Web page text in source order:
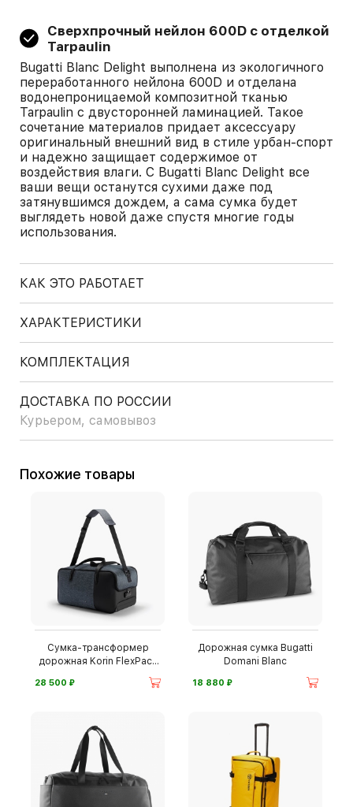
Сверхпрочный нейлон 600D с отделкой
Tarpaulin
Bugatti Blanc Delight выполнена из экологичного
переработанного нейлона 600D и отделана
водонепроницаемой композитной тканью
Tarpaulin с двусторонней ламинацией. Такое
сочетание материалов придает аксессуару
оригинальный внешний вид в стиле урбан-спорт
и надежно защищает содержимое от
воздействия влаги. С Bugatti Blanc Delight все
ваши вещи останутся сухими даже под
затянувшимся дождем, а сама сумка будет
выглядеть новой даже спустя многие годы
использования.
КАК ЭТО РАБОТАЕТ
ХАРАКТЕРИСТИКИ
КОМПЛЕКТАЦИЯ
ДОСТАВКА ПО РОССИИ
Курьером, самовывоз
Похожие товары
Сумка-трансформер
дорожная Korin FlexPack
28 500 ⃏
Дорожная сумка Bugatti
Domani Blanc
18 880 ⃏